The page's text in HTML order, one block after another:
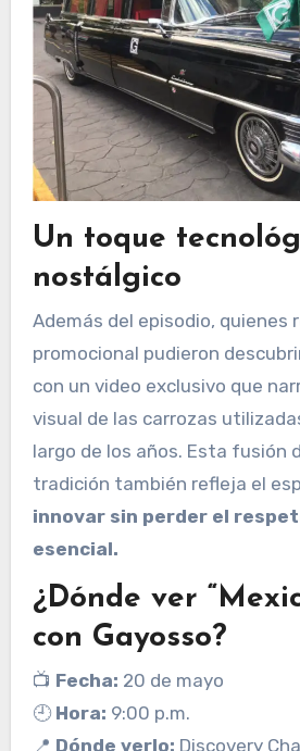
Un toque
nostálgico
Además del episodio, quienes
promocional pudieron
con un video exclusivo que
visual de las carrozas
largo de los años. Esta fusión
tradición también refleja el
innovar sin perder el
esencial.
¿Dónde ver
con Gayosso?
📺 Fecha: 20 de mayo
🕘 Hora: 9:00 p.m.
📍 Dónde verlo: Discovery